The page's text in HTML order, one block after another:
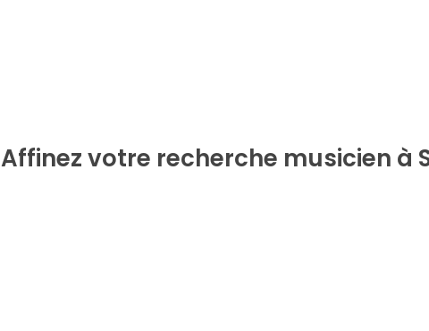
Affinez votre recherche musicien à